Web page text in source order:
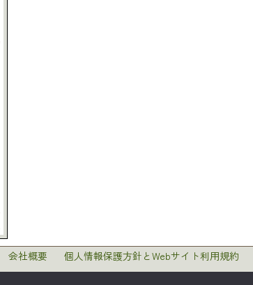
会社概要 個人情報保護方針とWebサイト利用規約